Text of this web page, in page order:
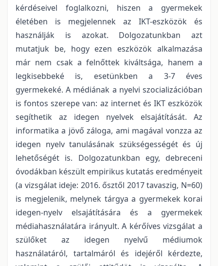
kérdéseivel foglalkozni, hiszen a gyermekek
életében is megjelennek az IKT-eszközök és
használják is azokat. Dolgozatunkban azt
mutatjuk be, hogy ezen eszközök alkalmazása
már nem csak a felnőttek kiváltsága, hanem a
legkisebbeké is, esetünkben a 3-7 éves
gyermekeké. A médiának a nyelvi szocializációban
is fontos szerepe van: az internet és IKT eszközök
segíthetik az idegen nyelvek elsajátítását. Az
informatika a jövő záloga, ami magával vonzza az
idegen nyelv tanulásának szükségességét és új
lehetőségét is. Dolgozatunkban egy, debreceni
óvodákban készült empirikus kutatás eredményeit
(a vizsgálat ideje: 2016. ősztől 2017 tavaszig, N=60)
is megjelenik, melynek tárgya a gyermekek korai
idegen-nyelv elsajátítására és a gyermekek
médiahasználatára irányult. A kérőíves vizsgálat a
szülőket az idegen nyelvű médiumok
használatáról, tartalmáról és idejéről kérdezte,